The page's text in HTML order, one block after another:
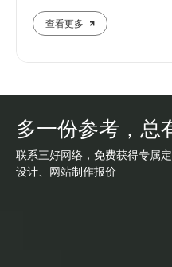
查看更多
多一份参考，总
联系三好网络，免费获得专属
设计、网站制作报价